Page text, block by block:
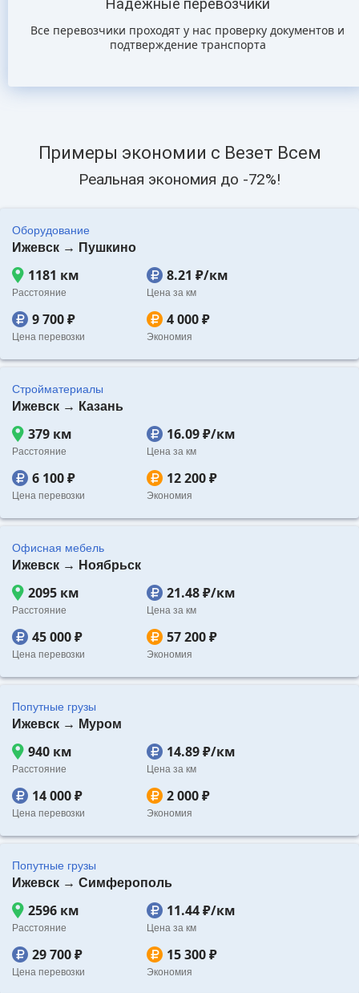
Надёжные перевозчики
Все перевозчики проходят у нас проверку документов и
подтверждение транспорта
Примеры экономии с Везет Всем
Реальная экономия до -72%!
Оборудование
Ижевск → Пушкино
1181 км
Расстояние
8.21 ₽/км
Цена за км
9 700 ₽
Цена перевозки
4 000 ₽
Экономия
Стройматериалы
Ижевск → Казань
379 км
Расстояние
16.09 ₽/км
Цена за км
6 100 ₽
Цена перевозки
12 200 ₽
Экономия
Офисная мебель
Ижевск → Ноябрьск
2095 км
Расстояние
21.48 ₽/км
Цена за км
45 000 ₽
Цена перевозки
57 200 ₽
Экономия
Попутные грузы
Ижевск → Муром
940 км
Расстояние
14.89 ₽/км
Цена за км
14 000 ₽
Цена перевозки
2 000 ₽
Экономия
Попутные грузы
Ижевск → Симферополь
2596 км
Расстояние
11.44 ₽/км
Цена за км
29 700 ₽
Цена перевозки
15 300 ₽
Экономия